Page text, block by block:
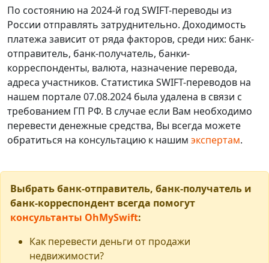
По состоянию на 2024-й год SWIFT-переводы из
России отправлять затруднительно. Доходимость
платежа зависит от ряда факторов, среди них: банк-
отправитель, банк-получатель, банки-
корреспонденты, валюта, назначение перевода,
адреса участников. Статистика SWIFT-переводов на
нашем портале 07.08.2024 была удалена в связи с
требованием ГП РФ. В случае если Вам необходимо
перевести денежные средства, Вы всегда можете
обратиться на консультацию к нашим экспертам.
Выбрать банк-отправитель, банк-получатель и
банк-корреспондент всегда помогут
консультанты OhMySwift:
Как перевести деньги от продажи
недвижимости?